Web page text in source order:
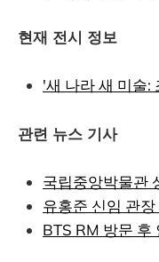
현재 전시 정보
'새 나라 새 미술:
관련 뉴스 기사
국립중앙박물관
유홍준 신임 관장
BTS RM 방문 후